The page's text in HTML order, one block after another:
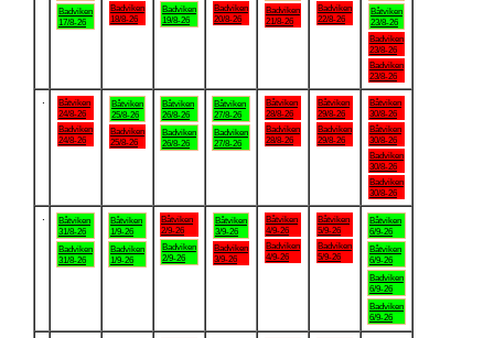
Badviken
17/8-26
Badviken
18/8-26
Badviken
19/8-26
Badviken
20/8-26
Badviken
21/8-26
Badviken
22/8-26
Båtviken
23/8-26
Badviken
23/8-26
Badviken
23/8-26
Båtviken
24/8-26
Badviken
24/8-26
Båtviken
25/8-26
Badviken
25/8-26
Båtviken
26/8-26
Badviken
26/8-26
Båtviken
27/8-26
Badviken
27/8-26
Båtviken
28/8-26
Badviken
28/8-26
Båtviken
29/8-26
Badviken
29/8-26
Båtviken
30/8-26
Båtviken
30/8-26
Badviken
30/8-26
Badviken
30/8-26
Båtviken
31/8-26
Badviken
31/8-26
Båtviken
1/9-26
Badviken
1/9-26
Båtviken
2/9-26
Badviken
2/9-26
Båtviken
3/9-26
Badviken
3/9-26
Båtviken
4/9-26
Badviken
4/9-26
Båtviken
5/9-26
Badviken
5/9-26
Båtviken
6/9-26
Båtviken
6/9-26
Badviken
6/9-26
Badviken
6/9-26